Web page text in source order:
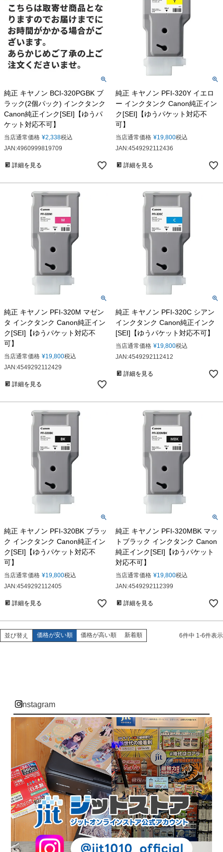
純正 キヤノン BCI-320PGBK ブ
ラック(2個パック) インクタンク
Canon純正インク[SEI]【ゆうパ
ケット対応不可】
当店通常価格 ¥2,338税込
JAN:4960999819709
詳細を見る
純正 キヤノン PFI-320Y イエロ
ー インクタンク Canon純正イン
ク[SEI]【ゆうパケット対応不
可】
当店通常価格 ¥19,800税込
JAN:4549292112436
詳細を見る
純正 キヤノン PFI-320M マゼン
タ インクタンク Canon純正イン
ク[SEI]【ゆうパケット対応不
可】
当店通常価格 ¥19,800税込
JAN:4549292112429
詳細を見る
純正 キヤノン PFI-320C シアン
インクタンク Canon純正インク
[SEI]【ゆうパケット対応不可】
当店通常価格 ¥19,800税込
JAN:4549292112412
詳細を見る
純正 キヤノン PFI-320BK ブラッ
ク インクタンク Canon純正イン
ク[SEI]【ゆうパケット対応不
可】
当店通常価格 ¥19,800税込
JAN:4549292112405
詳細を見る
純正 キヤノン PFI-320MBK マッ
トブラック インクタンク Canon
純正インク[SEI]【ゆうパケット
対応不可】
当店通常価格 ¥19,800税込
JAN:4549292112399
詳細を見る
並び替え 価格が安い順 価格が高い順 新着順 6件中 1-6件表示
instagram